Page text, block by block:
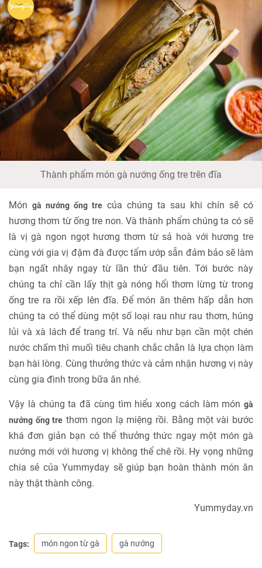
Thành phẩm món gà nướng ống tre trên đĩa
Món gà nướng ống tre của chúng ta sau khi chín sẽ có
hương thơm từ ống tre non. Và thành phẩm chúng ta có sẽ
là vị gà ngon ngọt hương thơm từ sả hoà với hương tre
cùng với gia vị đậm đà được tẩm ướp sẵn đảm bảo sẽ làm
bạn ngất nhây ngay từ lần thử đầu tiên. Tới bước này
chúng ta chỉ cần lấy thịt gà nóng hổi thơm lừng từ trong
ống tre ra rồi xếp lên đĩa. Để món ăn thêm hấp dẫn hơn
chúng ta có thể dùng một số loại rau như rau thơm, húng
lủi và xà lách để trang trí. Và nếu như bạn cần một chén
nước chấm thì muối tiêu chanh chắc chắn là lựa chọn làm
bạn hài lòng. Cùng thưởng thức và cảm nhận hương vị này
cùng gia đình trong bữa ăn nhé.
Vậy là chúng ta đã cùng tìm hiểu xong cách làm món gà
nướng ống tre thơm ngon lạ miệng rồi. Bằng một vài bước
khá đơn giản bạn có thể thưởng thức ngay một món gà
nướng mới với hương vị không thể chê rồi. Hy vọng những
chia sẻ của Yummyday sẽ giúp bạn hoàn thành món ăn
này thật thành công.
Yummyday.vn
Tags: món ngon từ gà gà nướng